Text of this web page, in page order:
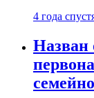
4 года
Назван